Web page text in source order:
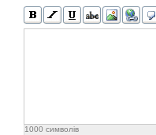
1000 символів